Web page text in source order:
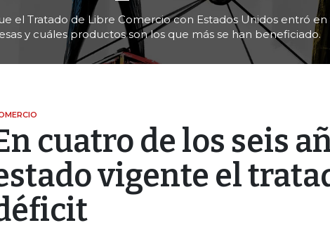
el Tratado de Libre Comercio con Estados Unidos entró en
y cuáles productos son los que más se han beneficiado.
cuatro de los seis
vigente el